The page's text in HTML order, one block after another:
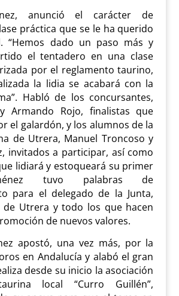
anunció el carácter de
práctica que se le ha querido
“Hemos dado un paso más y
el tentadero en una clase
por el reglamento taurino,
la lidia se acabará con la
Habló de los concursantes,
Armando Rojo, finalistas que
el galardón, y los alumnos de la
de Utrera, Manuel Troncoso y
invitados a participar, así como
lidiará y estoqueará su primer
tuvo palabras de
para el delegado de la Junta,
de Utrera y todo los que hacen
de nuevos valores.
apostó, una vez más, por la
en Andalucía y alabó el gran
desde su inicio la asociación
local “Curro Guillén”,